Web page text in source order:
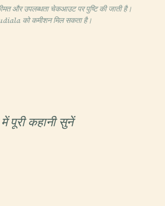
और उपलब्धता चेकआउट पर पुष्टि की जाती है।
को कमीशन मिल सकता है।
पूरी कहानी सुनें